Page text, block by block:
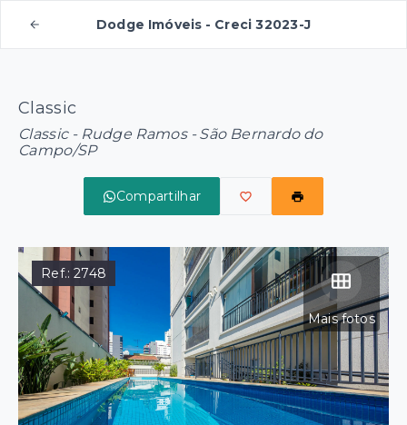
Dodge Imóveis - Creci 32023-J
Classic
Classic - Rudge Ramos - São Bernardo do
Campo/SP
Compartilhar
Mais fotos
Ref.:2748